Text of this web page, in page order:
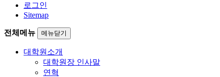
로그인
Sitemap
전체메뉴 메뉴닫기
대학원소개
대학원장 인사말
연혁